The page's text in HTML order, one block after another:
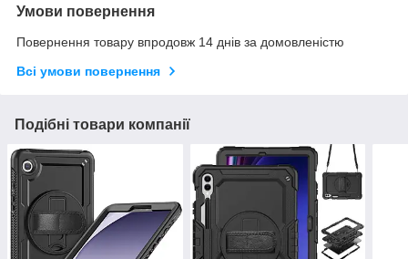
Умови повернення
Повернення товару впродовж 14 днів за домовленістю
Всі умови повернення
Подібні товари компанії